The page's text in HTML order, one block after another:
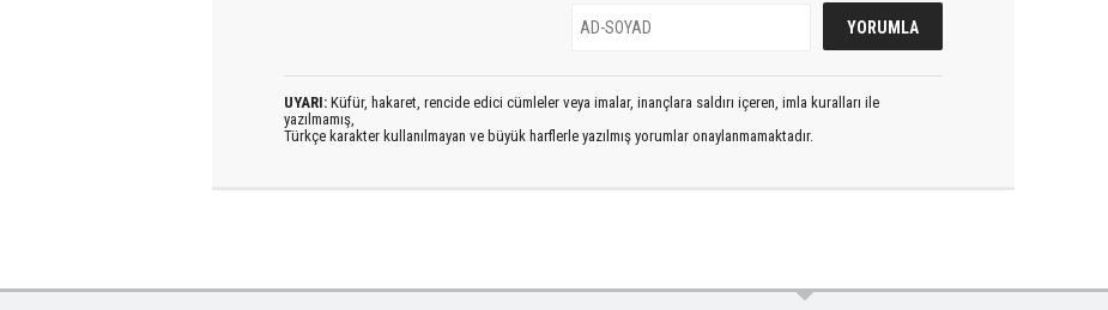
UYARI: Küfür, hakaret, rencide edici cümleler veya imalar, inançlara saldırı içeren, imla kuralları ile
yazılmamış,
Türkçe karakter kullanılmayan ve büyük harflerle yazılmış yorumlar onaylanmamaktadır.